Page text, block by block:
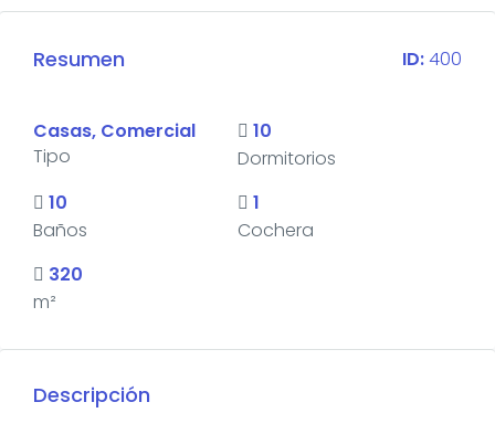
Resumen ID:400
Casas, Comercial
Tipo
10
Dormitorios
10
Baños
1
Cochera
320
m²
Descripción